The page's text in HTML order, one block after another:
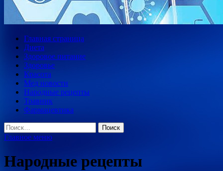
Главная страница
Диета
Здоровое питание
Здоровье
Красота
Мед новости
Народные рецепты
Травник
Фармацевтика
Найти:
Главное меню
Народные рецепты